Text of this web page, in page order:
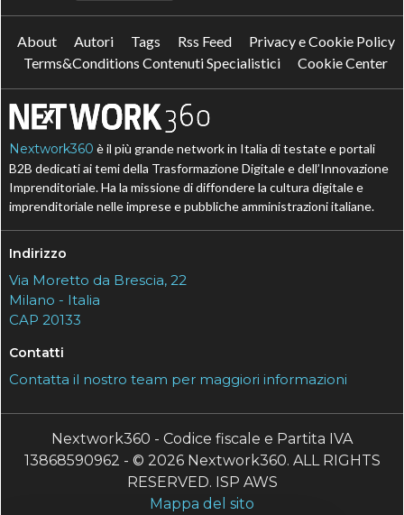
About Autori Tags Rss Feed
Privacy e Cookie Policy
Terms&Conditions Contenuti Specialistici
Cookie Center
Nextwork360 è il più grande network in Italia di testate e portali
B2B dedicati ai temi della Trasformazione Digitale e dell’Innovazione
Imprenditoriale. Ha la missione di diffondere la cultura digitale e
imprenditoriale nelle imprese e pubbliche amministrazioni italiane.
Indirizzo
Via Moretto da Brescia, 22
Milano - Italia
CAP 20133
Contatti
Contatta il nostro team per maggiori informazioni
Nextwork360 - Codice fiscale e Partita IVA
13868590962 - © 2026 Nextwork360. ALL RIGHTS
RESERVED. ISP AWS
Mappa del sito